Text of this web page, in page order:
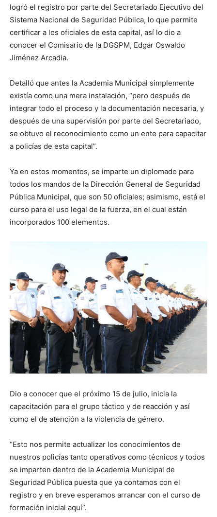
logró el registro por parte del Secretariado Ejecutivo del
Sistema Nacional de Seguridad Pública, lo que permite
certificar a los oficiales de esta capital, así lo dio a
conocer el Comisario de la DGSPM, Edgar Oswaldo
Jiménez Arcadia.
Detalló que antes la Academia Municipal simplemente
existía como una mera instalación, “pero después de
integrar todo el proceso y la documentación necesaria, y
después de una supervisión por parte del Secretariado,
se obtuvo el reconocimiento como un ente para capacitar
a policías de esta capital”.
Ya en estos momentos, se imparte un diplomado para
todos los mandos de la Dirección General de Seguridad
Pública Municipal, que son 50 oficiales; asimismo, está el
curso para el uso legal de la fuerza, en el cual están
incorporados 100 elementos.
Dio a conocer que el próximo 15 de julio, inicia la
capacitación para el grupo táctico y de reacción y así
como el de atención a la violencia de género.
“Esto nos permite actualizar los conocimientos de
nuestros policías tanto operativos como técnicos y todos
se imparten dentro de la Academia Municipal de
Seguridad Pública puesta que ya contamos con el
registro y en breve esperamos arrancar con el curso de
formación inicial aquí”.